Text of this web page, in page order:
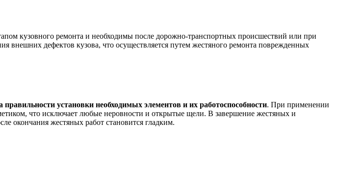
кузовного ремонта и необходимы после дорожно-транспортных происшествий или при
внешних дефектов кузова, что осуществляется путем жестяного ремонта поврежденных
установки необходимых элементов и их работоспособности. При применении
что исключает любые неровности и открытые щели. В завершение жестяных и
окончания жестяных работ становится гладким.